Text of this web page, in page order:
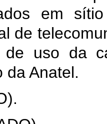
em
de
de uso da
da Anatel.